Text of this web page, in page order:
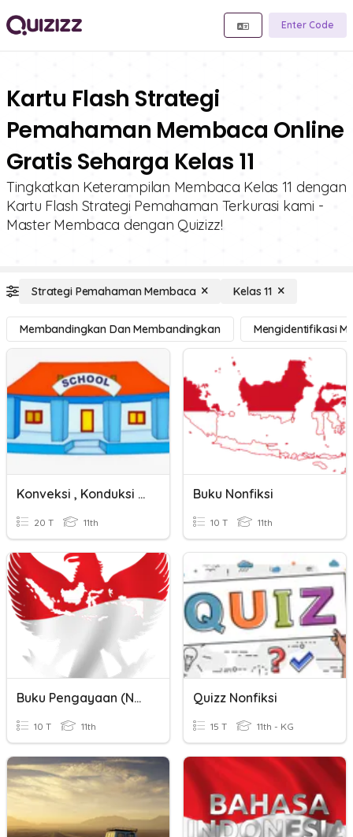
Enter Code
Kartu Flash Strategi
Pemahaman Membaca Online
Gratis Seharga Kelas 11
Tingkatkan Keterampilan Membaca Kelas 11 dengan
Kartu Flash Strategi Pemahaman Terkurasi kami -
Master Membaca dengan Quizizz!
Strategi Pemahaman Membaca Kelas 11
Membandingkan Dan Membandingkan Mengidentifikasi
Konveksi , Konduksi , Radiasi
20 T 11th
Buku Nonfiksi
10 T 11th
Buku Pengayaan (Nonfiksi)
10 T 11th
Quizz Nonfiksi
15 T 11th - KG